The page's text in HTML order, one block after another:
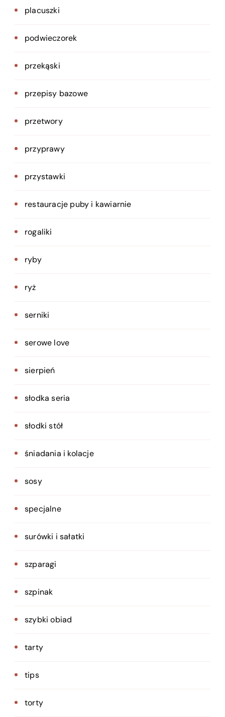
placuszki
podwieczorek
przekąski
przepisy bazowe
przetwory
przyprawy
przystawki
restauracje puby i kawiarnie
rogaliki
ryby
ryż
serniki
serowe love
sierpień
słodka seria
słodki stół
śniadania i kolacje
sosy
specjalne
surówki i sałatki
szparagi
szpinak
szybki obiad
tarty
tips
torty